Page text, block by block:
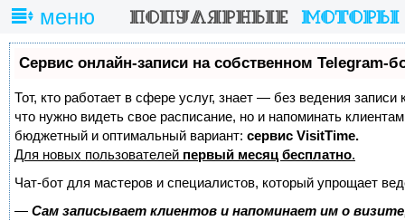
меню
Сервис онлайн-записи на собственном Telegram-
Тот, кто работает в сфере услуг, знает — без ведения записи
что нужно видеть свое расписание, но и напоминать
бюджетный и оптимальный вариант: сервис VisitTime.
Для новых пользователей первый месяц бесплатно.
Чат-бот для мастеров и специалистов, который упрощает
— Сам записывает клиентов и напоминает им о